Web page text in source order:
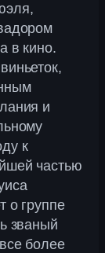
в кино.
и
к
частью
о группе
званый
более